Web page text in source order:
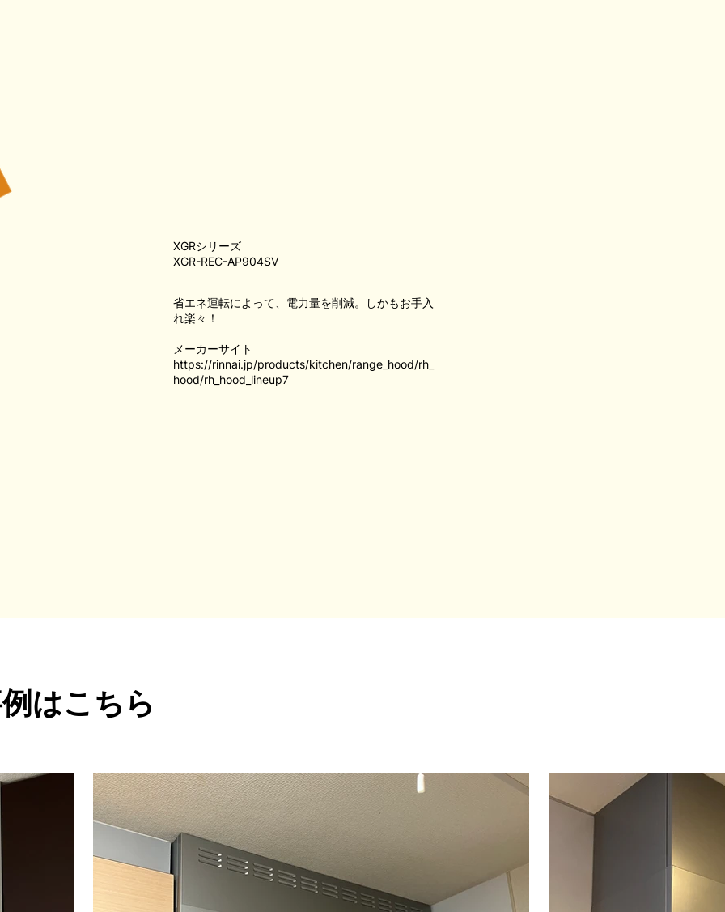
省エネ運転によって、電力量を削減。しかもお手入
れ楽々！
メーカーサイト
https://rinnai.jp/products/kitchen/range_hood/rh_
hood/rh_hood_lineup7
XGRシリーズ
XGR-REC-AP904SV
はこちら